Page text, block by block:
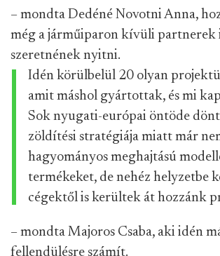
– mondta Dedéné Novotni Anna,
még a járműiparon kívüli partnerek
szeretnének nyitni.
Idén körülbelül 20 olyan
amit máshol gyártottak, és mi
Sok nyugati-európai öntöde
zöldítési stratégiája miatt már
hagyományos meghajtású
termékeket, de nehéz helyzetbe
cégektől is kerültek át hozzánk
– mondta Majoros Csaba, aki idén
fellendülésre számít.